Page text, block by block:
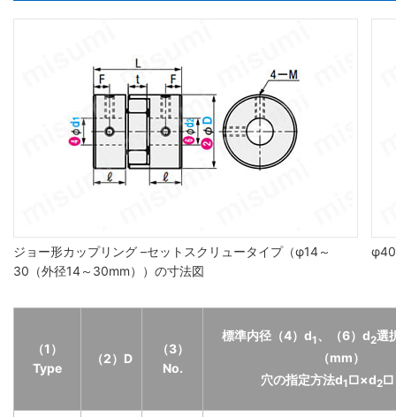
ジョー形カップリング –セットスクリュータイプ（φ14～
30（外径14～30mm））の寸法図
φ40
（1）
Type
（2）D
（3）
No.
標準内径（4）d1、（6）d2選
（mm）
穴の指定方法d1 □×d2□